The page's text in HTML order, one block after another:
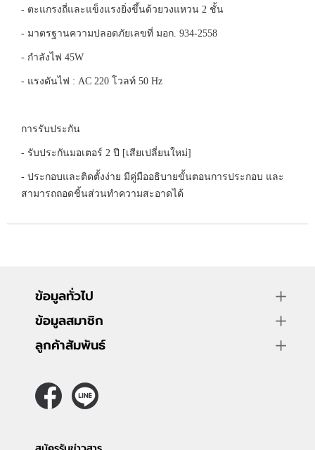
- ตะแกรงถี่และแข็งแรงยิ่งขึ้นด้วยวงแหวน 2 ชั้น
- มาตรฐานความปลอดภัยเลขที่ มอก. 934-2558
- กำลังไฟ 45W
- แรงดันไฟ : AC 220 โวลท์ 50 Hz
การรับประกัน
- รับประกันมอเตอร์ 2 ปี [เสียเปลี่ยนใหม่]
- ประกอบและติดตั้งง่าย มีคู่มืออธิบายขั้นตอนการประกอบ และ
สามารถถอดชิ้นส่วนทำความสะอาดได้
ข้อมูลทั่วไป
ข้อมูลสมาชิก
ลูกค้าสัมพันธ์